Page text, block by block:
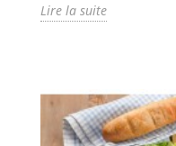
Lire la suite